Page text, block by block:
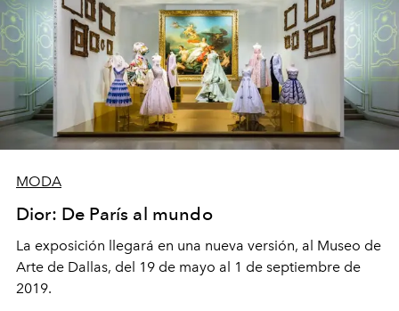
MODA
Dior: De París al mundo
La exposición llegará en una nueva versión, al Museo de
Arte de Dallas, del 19 de mayo al 1 de septiembre de
2019.